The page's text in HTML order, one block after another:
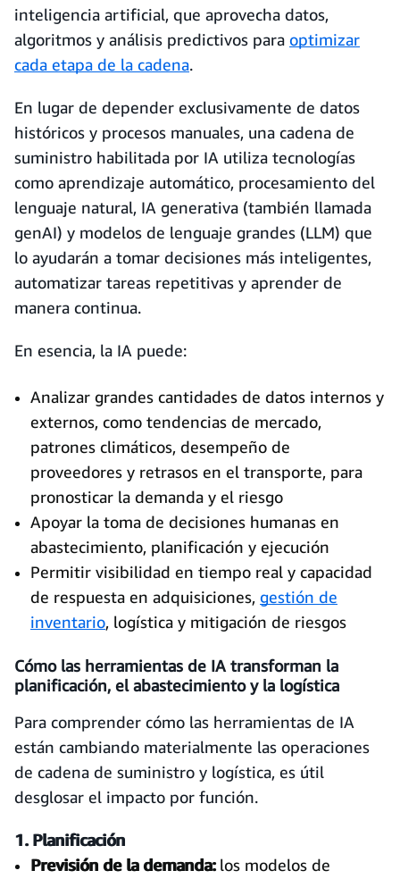
inteligencia artificial, que aprovecha datos,
algoritmos y análisis predictivos para optimizar
cada etapa de la cadena.
En lugar de depender exclusivamente de datos
históricos y procesos manuales, una cadena de
suministro habilitada por IA utiliza tecnologías
como aprendizaje automático, procesamiento del
lenguaje natural, IA generativa (también llamada
genAI) y modelos de lenguaje grandes (LLM) que
lo ayudarán a tomar decisiones más inteligentes,
automatizar tareas repetitivas y aprender de
manera continua.
En esencia, la IA puede:
Analizar grandes cantidades de datos internos y
externos, como tendencias de mercado,
patrones climáticos, desempeño de
proveedores y retrasos en el transporte, para
pronosticar la demanda y el riesgo
Apoyar la toma de decisiones humanas en
abastecimiento, planificación y ejecución
Permitir visibilidad en tiempo real y capacidad
de respuesta en adquisiciones, gestión de
inventario, logística y mitigación de riesgos
Cómo las herramientas de IA transforman la
planificación, el abastecimiento y la logística
Para comprender cómo las herramientas de IA
están cambiando materialmente las operaciones
de cadena de suministro y logística, es útil
desglosar el impacto por función.
1. Planificación
Previsión de la demanda:los modelos de